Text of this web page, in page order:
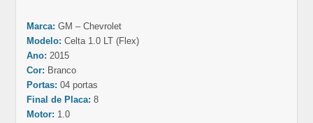
Marca: GM – Chevrolet
Modelo: Celta 1.0 LT (Flex)
Ano: 2015
Cor: Branco
Portas: 04 portas
Final de Placa: 8
Motor: 1.0